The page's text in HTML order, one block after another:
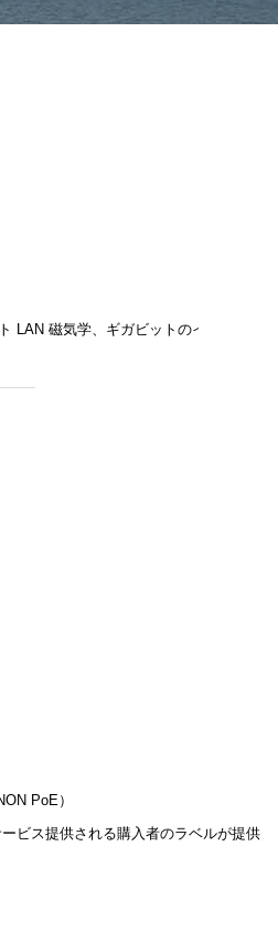
LAN 磁気学、ギガビットのイ
PoE）
ビス提供される購入者のラベルが提供